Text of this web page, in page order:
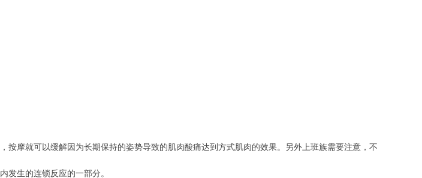
摩就可以缓解因为长期保持的姿势导致的肌肉酸痛达到方式肌肉的效果。另外上班族需要注意，不
发生的连锁反应的一部分。